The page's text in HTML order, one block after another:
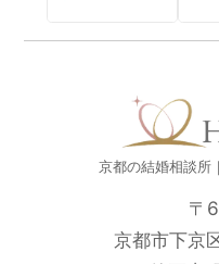
京都の結婚相談所
〒
京都市下京